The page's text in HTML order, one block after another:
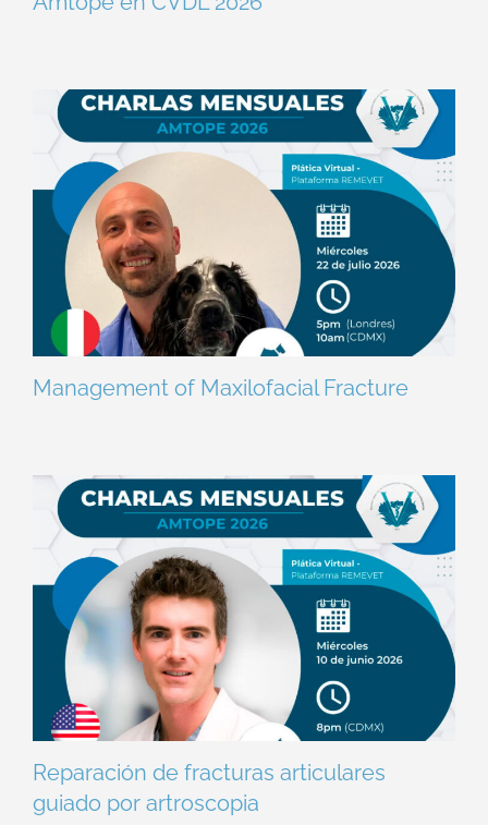
Management of Maxilofacial Fracture
Reparación de fracturas articulares
guiado por artroscopia